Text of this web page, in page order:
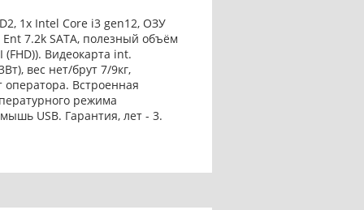
1x Intel Core i3 gen12, ОЗУ
Ent 7.2k SATA, полезный объём
Видеокарта int.
вес нет/брут 7/9кг,
Встроенная
режима
USB. Гарантия, лет - 3.